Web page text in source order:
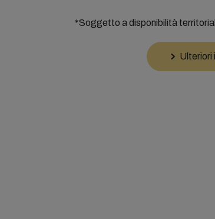
*Soggetto a disponibilità
Ulteriori